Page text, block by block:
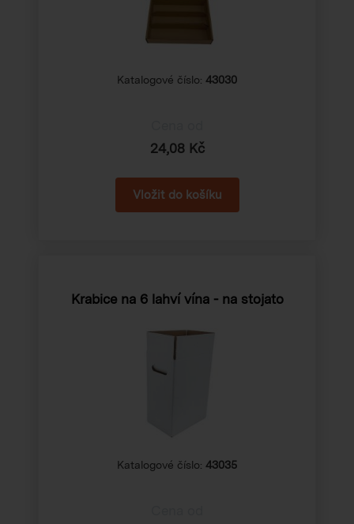
Katalogové číslo: 43030
24,08 Kč
Krabice na 6 lahví vína - na stojato
Katalogové číslo: 43035